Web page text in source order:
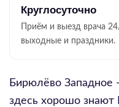
Круглосуточно
Приём и выезд врача
выходные и праздники.
Бирюлёво Западное
здесь хорошо знают